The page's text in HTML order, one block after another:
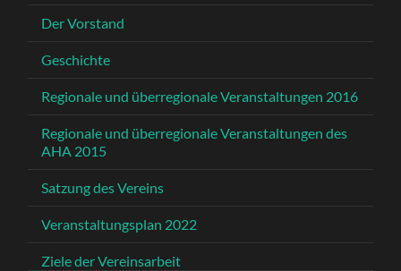
Der Vorstand
Geschichte
Regionale und überregionale Veranstaltungen 2016
Regionale und überregionale Veranstaltungen des
AHA 2015
Satzung des Vereins
Veranstaltungsplan 2022
Ziele der Vereinsarbeit